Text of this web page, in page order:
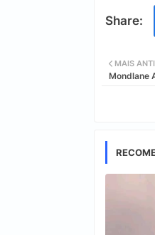
MAIS
Mondlane